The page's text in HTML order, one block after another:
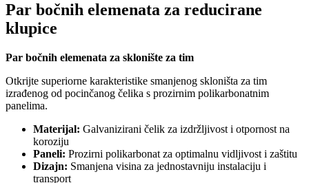
Par bočnih elemenata za reducirane
klupice
Par bočnih elemenata za sklonište za tim
Otkrijte superiorne karakteristike smanjenog skloništa za tim
izrađenog od pocinčanog čelika s prozirnim polikarbonatnim
panelima.
Materijal: Galvanizirani čelik za izdržljivost i otpornost na
koroziju
Paneli: Prozirni polikarbonat za optimalnu vidljivost i zaštitu
Dizajn: Smanjena visina za jednostavniju instalaciju i
transport